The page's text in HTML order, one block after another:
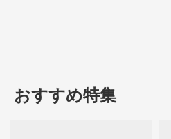
おすすめ特集